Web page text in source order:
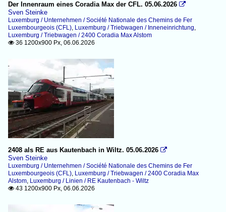
Der Innenraum eines Coradia Max der CFL. 05.06.2026 
Sven Steinke
Luxemburg / Unternehmen / Société Nationale des Chemins de Fer
Luxembourgeois (CFL), Luxemburg / Triebwagen / Inneneinrichtung,
Luxemburg / Triebwagen / 2400 Coradia Max Alstom
 36 1200x900 Px, 06.06.2026
2408 als RE aus Kautenbach in Wiltz. 05.06.2026 
Sven Steinke
Luxemburg / Unternehmen / Société Nationale des Chemins de Fer
Luxembourgeois (CFL), Luxemburg / Triebwagen / 2400 Coradia Max
Alstom, Luxemburg / Linien / RE Kautenbach - Wiltz
 43 1200x900 Px, 06.06.2026